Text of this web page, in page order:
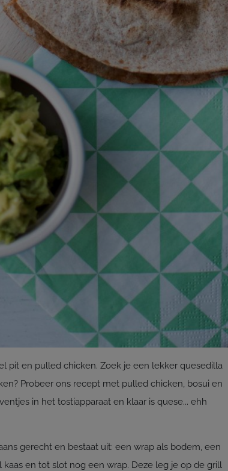
pit en pulled chicken. Zoek je een lekker quesedilla
Probeer ons recept met pulled chicken, bosui en
in het tostiapparaat en klaar is quese... ehh
gerecht en bestaat uit: een wrap als bodem, een
en tot slot nog een wrap. Deze leg je op de grill